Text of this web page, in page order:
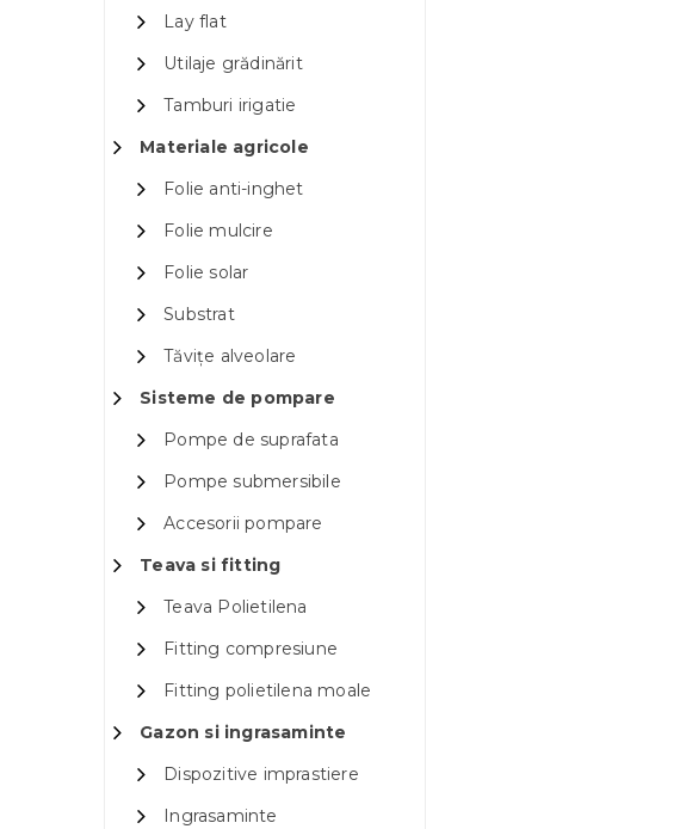
Lay flat
Utilaje grădinărit
Tamburi irigatie
Materiale agricole
Folie anti-inghet
Folie mulcire
Folie solar
Substrat
Tăvițe alveolare
Sisteme de pompare
Pompe de suprafata
Pompe submersibile
Accesorii pompare
Teava si fitting
Teava Polietilena
Fitting compresiune
Fitting polietilena moale
Gazon si ingrasaminte
Dispozitive imprastiere
Ingrasaminte